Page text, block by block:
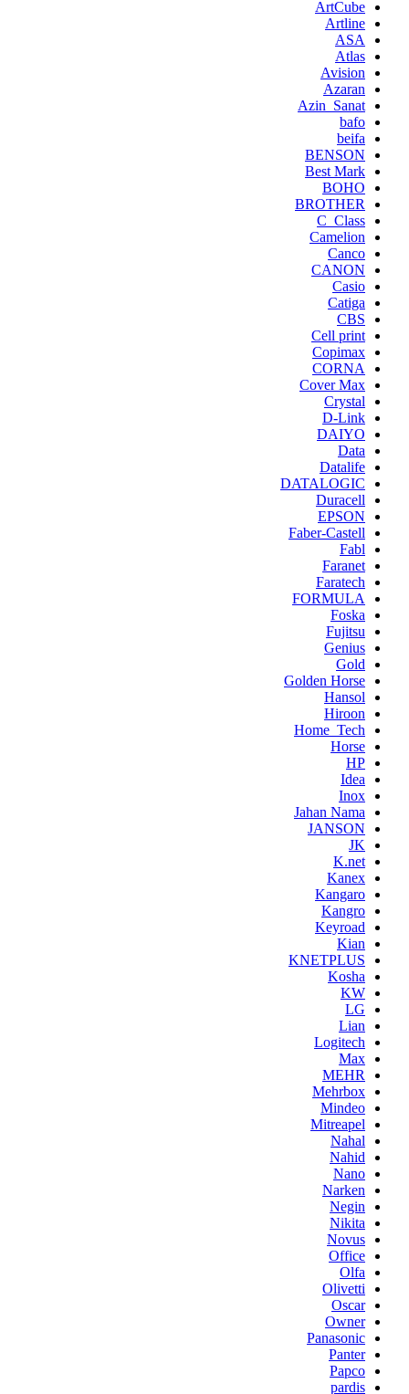
ArtCube
Artline
ASA
Atlas
Avision
Azaran
Azin_Sanat
bafo
beifa
BENSON
Best Mark
BOHO
BROTHER
C_Class
Camelion
Canco
CANON
Casio
Catiga
CBS
Cell print
Copimax
CORNA
Cover Max
Crystal
D-Link
DAIYO
Data
Datalife
DATALOGIC
Duracell
EPSON
Faber-Castell
Fabl
Faranet
Faratech
FORMULA
Foska
Fujitsu
Genius
Gold
Golden Horse
Hansol
Hiroon
Home_Tech
Horse
HP
Idea
Inox
Jahan Nama
JANSON
JK
K.net
Kanex
Kangaro
Kangro
Keyroad
Kian
KNETPLUS
Kosha
KW
LG
Lian
Logitech
Max
MEHR
Mehrbox
Mindeo
Mitreapel
Nahal
Nahid
Nano
Narken
Negin
Nikita
Novus
Office
Olfa
Olivetti
Oscar
Owner
Panasonic
Panter
Papco
pardis